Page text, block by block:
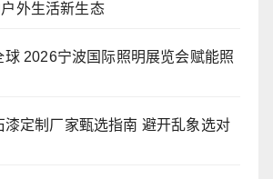
外生活新生态
球 2026宁波国际照明展览会赋能照
漆定制厂家甄选指南 避开乱象选对